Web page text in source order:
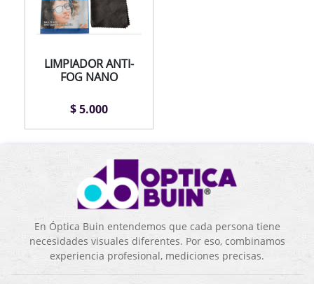
LIMPIADOR ANTI-
FOG NANO
$ 5.000
En Óptica Buin entendemos que cada persona tiene
necesidades visuales diferentes. Por eso, combinamos
experiencia profesional, mediciones precisas.